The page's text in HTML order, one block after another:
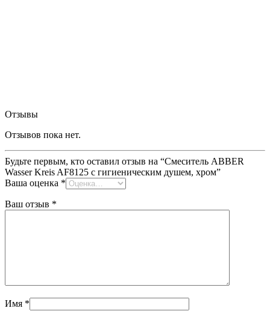
Отзывы
Отзывов пока нет.
Будьте первым, кто оставил отзыв на “Смеситель ABBER
Wasser Kreis AF8125 с гигиеническим душем, хром”
Ваша оценка *
Ваш отзыв *
Имя *